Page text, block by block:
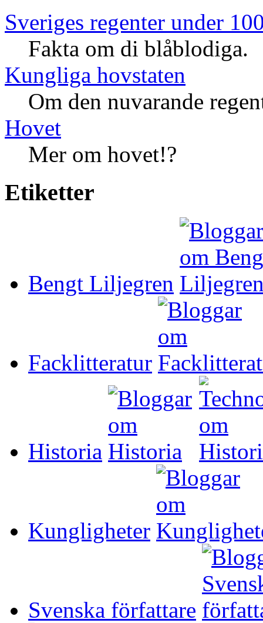
Sveriges regenter under
Fakta om di blåblodiga.
Kungliga hovstaten
Om den nuvarande
Hovet
Mer om hovet!?
Etiketter
Bengt Liljegren
Facklitteratur
Historia
Kungligheter
Svenska författare